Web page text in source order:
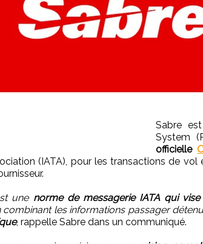
Sabre
System
officielle
(IATA), pour les transactions de
une norme de messagerie IATA qui
les informations passager
, rappelle Sabre dans un communiqué.